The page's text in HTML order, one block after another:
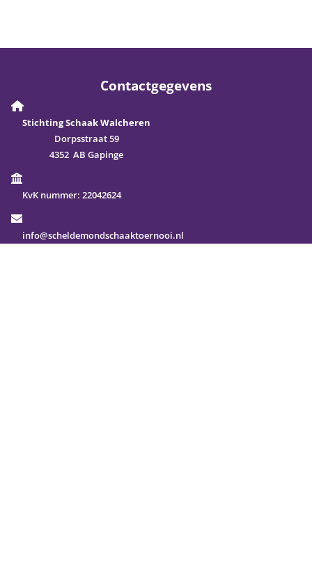
Contactgegevens
Stichting Schaak Walcheren
Dorpsstraat 59
4352 AB Gapinge
KvK nummer: 22042624
info@scheldemondschaaktoernooi.nl